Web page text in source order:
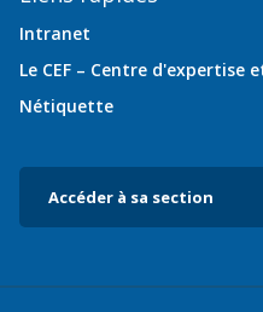
Intranet
Le CEF – Centre d'expertise
Nétiquette
Accéder à sa section